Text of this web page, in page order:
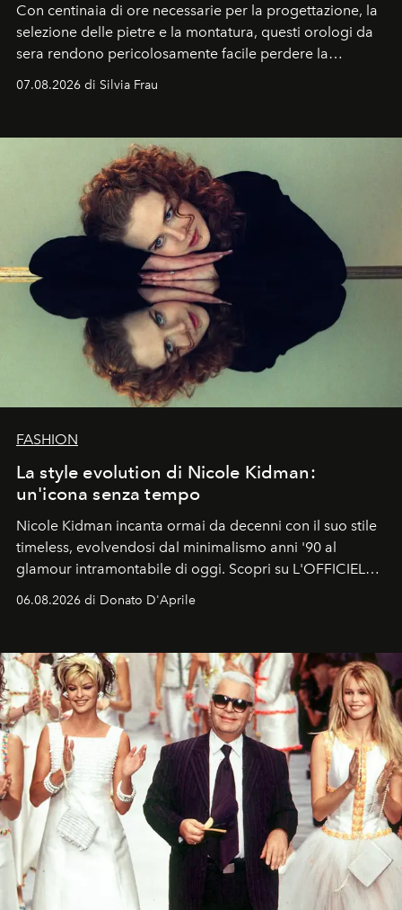
Con centinaia di ore necessarie per la progettazione, la
selezione delle pietre e la montatura, questi orologi da
sera rendono pericolosamente facile perdere la
07.08.2026 di Silvia Frau
FASHION
La style evolution di Nicole Kidman:
un'icona senza tempo
Nicole Kidman incanta ormai da decenni con il suo stile
timeless, evolvendosi dal minimalismo anni '90 al
glamour intramontabile di oggi. Scopri su L'OFFICIEL
06.08.2026 di Donato D'Aprile